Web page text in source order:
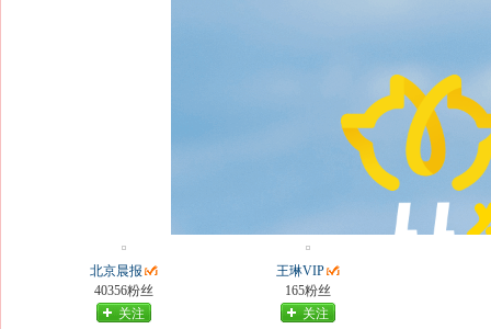
北京晨报
40356粉丝
关注
王琳VIP
165粉丝
关注